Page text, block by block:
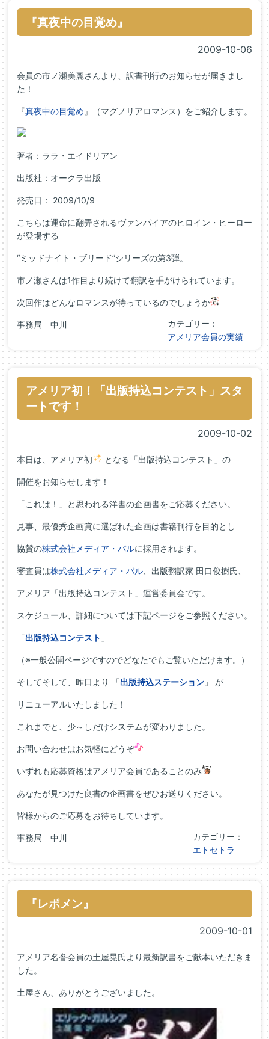
『真夜中の目覚め』
2009-10-06
会員の市ノ瀬美麗さんより、訳書刊行のお知らせが届きまし
た！
『真夜中の目覚め 』（マグノリアロマンス）をご紹介します。
著者：ララ・エイドリアン
出版社：オークラ出版
発売日： 2009/10/9
こちらは運命に翻弄されるヴァンパイアのヒロイン・ヒーロー
が登場する
“ミッドナイト・ブリード”シリーズの第3弾。
市ノ瀬さんは1作目より続けて翻訳を手がけられています。
次回作はどんなロマンスが待っているのでしょうか
事務局 中川
カテゴリー：
アメリア会員の実績
アメリア初！「出版持込コンテスト」スタ
ートです！
2009-10-02
本日は、アメリア初 となる「出版持込コンテスト」の
開催をお知らせします！
「これは！」と思われる洋書の企画書をご応募ください。
見事、最優秀企画賞に選ばれた企画は書籍刊行を目的とし
協賛の株式会社メディア・パルに採用されます。
審査員は株式会社メディア・パル 、出版翻訳家 田口俊樹氏、
アメリア「出版持込コンテスト」運営委員会です。
スケジュール、詳細については下記ページをご参照ください。
「出版持込コンテスト 」
（※一般公開ページですのでどなたでもご覧いただけます。）
そしてそして、昨日より 「出版持込ステーション 」 が
リニューアルいたしました！
これまでと、少～しだけシステムが変わりました。
お問い合わせはお気軽にどうぞ
いずれも応募資格はアメリア会員であることのみ
あなたが見つけた良書の企画書をぜひお送りください。
皆様からのご応募をお待ちしています。
事務局 中川
カテゴリー：
エトセトラ
『レポメン』
2009-10-01
アメリア名誉会員の土屋晃氏より最新訳書をご献本いただきま
した。
土屋さん、ありがとうございました。